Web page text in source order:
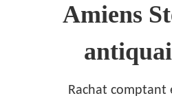
Amiens
Rachat